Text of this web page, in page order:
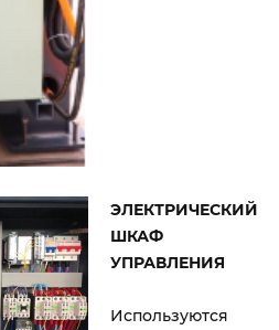
ЭЛЕКТРИЧЕСКИЙ
ШКАФ
УПРАВЛЕНИЯ
Используются